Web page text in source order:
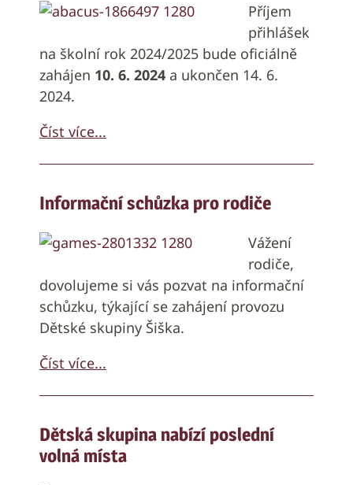
Příjem
přihlášek
na školní rok 2024/2025 bude oficiálně
zahájen 10. 6. 2024 a ukončen 14. 6.
2024.
Číst více...
Informační schůzka pro rodiče
Vážení
rodiče,
dovolujeme si vás pozvat na informační
schůzku, týkající se zahájení provozu
Dětské skupiny Šiška.
Číst více...
Dětská skupina nabízí poslední
volná místa